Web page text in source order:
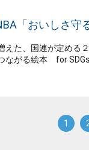
「おいしさ
えた、国連が定める
がる絵本 for SDGs
1